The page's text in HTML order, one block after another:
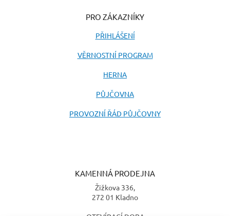
PRO ZÁKAZNÍKY
PŘIHLÁŠENÍ
VĚRNOSTNÍ PROGRAM
HERNA
PŮJČOVNA
PROVOZNÍ ŘÁD PŮJČOVNY
KAMENNÁ PRODEJNA
Žižkova 336,
272 01 Kladno